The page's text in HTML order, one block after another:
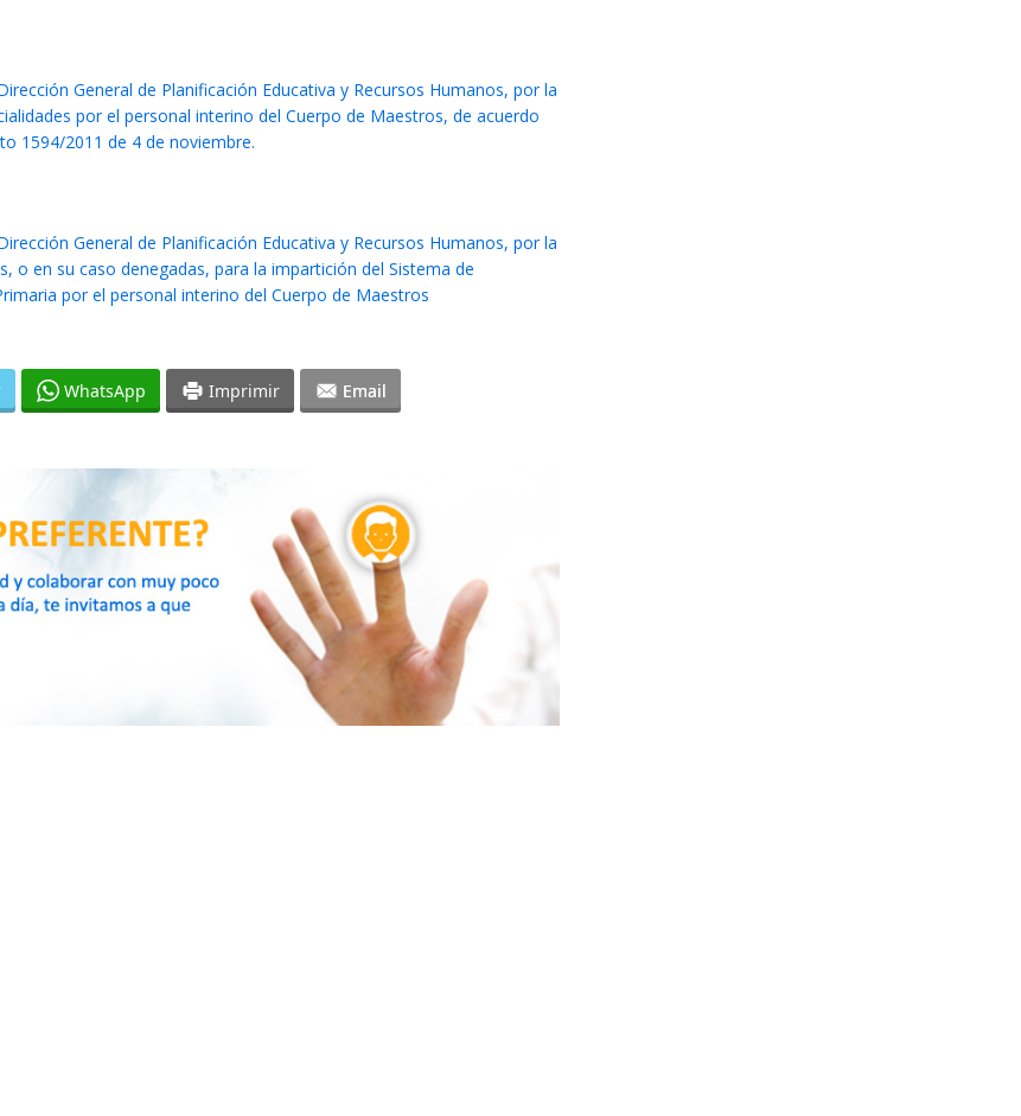
General de Planificación Educativa y Recursos Humanos, por la
por el personal interino del Cuerpo de Maestros, de acuerdo
1594/2011 de 4 de noviembre.
General de Planificación Educativa y Recursos Humanos, por la
o en su caso denegadas, para la impartición del Sistema de
por el personal interino del Cuerpo de Maestros
WhatsApp Imprimir Email